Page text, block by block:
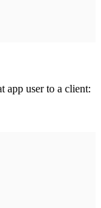
app user to a client: